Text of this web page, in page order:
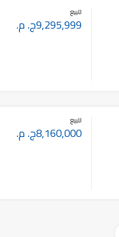
للبيع
9,295,999ج. م.
للبيع
8,160,000ج. م.